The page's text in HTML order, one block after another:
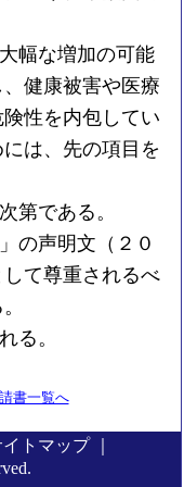
幅な増加の可能
健康被害や医療
性を内包してい
は、先の項目を
第である。
の声明文（２０
て尊重されるべ
れる。
書一覧へ
イトマップ｜